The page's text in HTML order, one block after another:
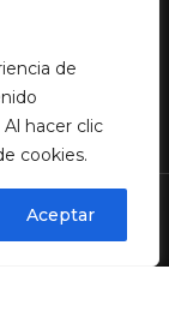
de
hacer clic
cookies.
Aceptar
0
los